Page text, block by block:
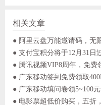
相关文章
● 阿里云盘万能邀请码，无
● 支付宝积分将于12月31日
● 广东移动签到免费领取
● 广东移动填问卷领5~100
● 电影票超低价购买，五折